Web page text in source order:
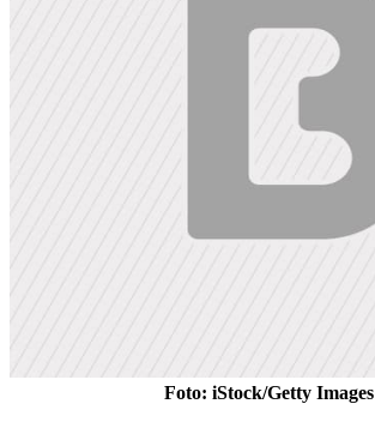
Foto: iStock/Getty Images